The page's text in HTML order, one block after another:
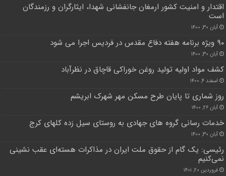
اقتدار و امنیت کشور ارمغان جانفشانی شهدا، ایثارگران و رزمندگان
است
آبان ۳۰, ۱۴۰۰
۹۰ ویژه برنامه هفته دفاع مقدس در فردیس اجرا می شود
آبان ۳۰, ۱۴۰۰
کشف مواد اولیه تولید روغن خوراکی قاچاق در نظرآباد
اسفند ۴, ۱۴۰۰
روز شماری تا پایان طرح مسکن مهر شهرک ابریشم
آبان ۲۶, ۱۴۰۰
خدمات رسانی گروه های جهادی به روستای سیل زده کلهای کرج
آبان ۳۰, ۱۴۰۰
رئیسی: یک گام از حقوق ملت ایران در مذاکرات هسته‌ای عقب نشینی
نمی‌کنیم
فروردین ۲۰, ۱۴۰۱